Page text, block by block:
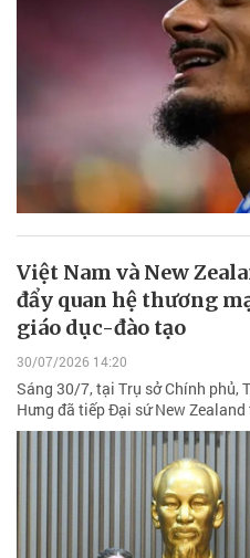
Việt Nam và New
đẩy quan hệ thương
giáo dục-đào tạo
30/07/2026 14:20
Sáng 30/7, tại Trụ sở Chính phủ,
Hưng đã tiếp Đại sứ New